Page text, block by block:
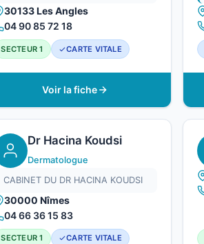
30133 Les Angles
04 90 85 72 18
SECTEUR 1 CARTE VITALE
Voir la fiche
Dr Hacina Koudsi
Dermatologue
CABINET DU DR HACINA KOUDSI
30000 Nîmes
04 66 36 15 83
SECTEUR 1 CARTE VITALE